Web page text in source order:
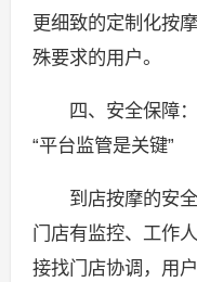
更细致的定制化按
殊要求的用户。
四、安全保障：
“平台监管是关键”
到店按摩的安全
门店有监控、工作
接找门店协调，用